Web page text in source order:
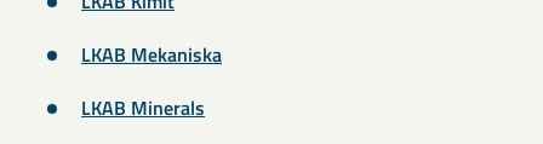
LKAB Mekaniska
LKAB Minerals